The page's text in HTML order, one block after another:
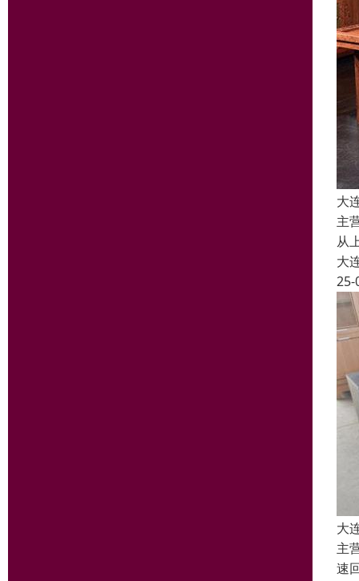
大
主
从
大
25-
大
主
速